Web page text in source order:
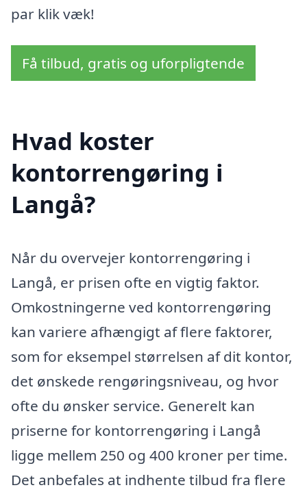
par klik væk!
Få tilbud, gratis og uforpligtende
Hvad koster
kontorrengøring i
Langå?
Når du overvejer kontorrengøring i
Langå, er prisen ofte en vigtig faktor.
Omkostningerne ved kontorrengøring
kan variere afhængigt af flere faktorer,
som for eksempel størrelsen af dit kontor,
det ønskede rengøringsniveau, og hvor
ofte du ønsker service. Generelt kan
priserne for kontorrengøring i Langå
ligge mellem 250 og 400 kroner per time.
Det anbefales at indhente tilbud fra flere